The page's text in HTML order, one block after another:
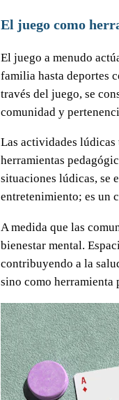
El juego como
El juego a menudo
familia hasta deportes
través del juego, se
comunidad y
Las actividades lúdicas
herramientas
situaciones lúdicas, se
entretenimiento; es un
A medida que las
bienestar mental.
contribuyendo a la
sino como herramienta